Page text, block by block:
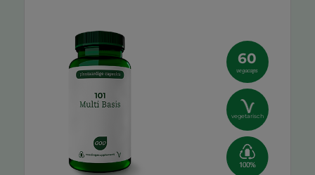
60
vegacaps
vegetarisch